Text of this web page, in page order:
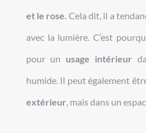
et le rose. Cela dit, il a
avec la lumière. C’est
pour un usage intérieur
humide. Il peut également
extérieur , mais dans un